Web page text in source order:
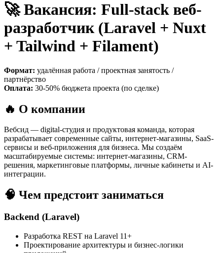
🚀 Вакансия: Full-stack веб-
разработчик (Laravel + Nuxt
+ Tailwind + Filament)
Формат: удалённая работа / проектная занятость /
партнёрство
Оплата: 30-50% бюджета проекта (по сделке)
🔥 О компании
Вебсид — digital-студия и продуктовая команда, которая
разрабатывает современные сайты, интернет-магазины, SaaS-
сервисы и веб-приложения для бизнеса. Мы создаём
масштабируемые системы: интернет-магазины, CRM-
решения, маркетинговые платформы, личные кабинеты и AI-
интеграции.
🧠 Чем предстоит заниматься
Backend (Laravel)
Разработка REST на Laravel 11+
Проектирование архитектуры и бизнес-логики